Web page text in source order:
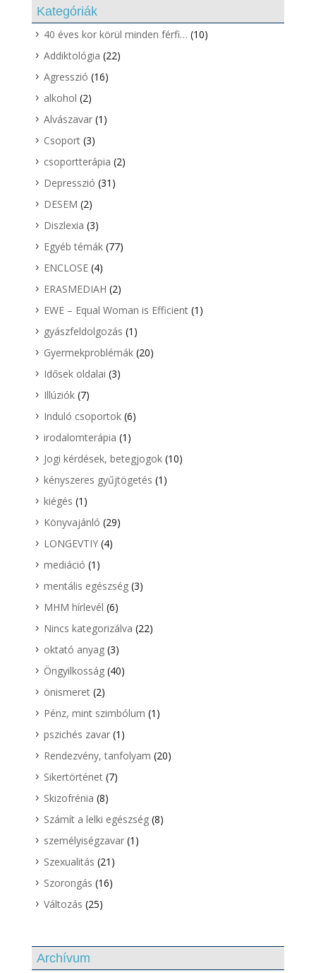
Kategóriák
40 éves kor körül minden férfi… (10)
Addiktológia (22)
Agresszió (16)
alkohol (2)
Alvászavar(1)
Csoport(3)
csoportterápia (2)
Depresszió (31)
DESEM (2)
Diszlexia (3)
Egyéb témák(77)
ENCLOSE(4)
ERASMEDIAH (2)
EWE – Equal Woman is Efficient(1)
gyászfeldolgozás (1)
Gyermekproblémák(20)
Idősek oldalai (3)
Illúziók(7)
Induló csoportok(6)
irodalomterápia (1)
Jogi kérdések, betegjogok(10)
kényszeres gyűjtögetés (1)
kiégés (1)
Könyvajánló (29)
LONGEVTIY(4)
mediáció (1)
mentális egészség(3)
MHM hírlevél (6)
Nincs kategorizálva (22)
oktató anyag(3)
Öngyilkosság(40)
önismeret(2)
Pénz, mint szimbólum (1)
pszichés zavar(1)
Rendezvény, tanfolyam (20)
Sikertörténet(7)
Skizofrénia (8)
Számít a lelki egészség(8)
személyiségzavar(1)
Szexualitás (21)
Szorongás (16)
Változás (25)
Archívum